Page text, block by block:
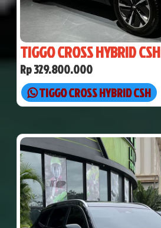
TIGGO CROSS HYBRID CSH
Rp 329.800.000
TIGGO CROSS HYBRID CSH